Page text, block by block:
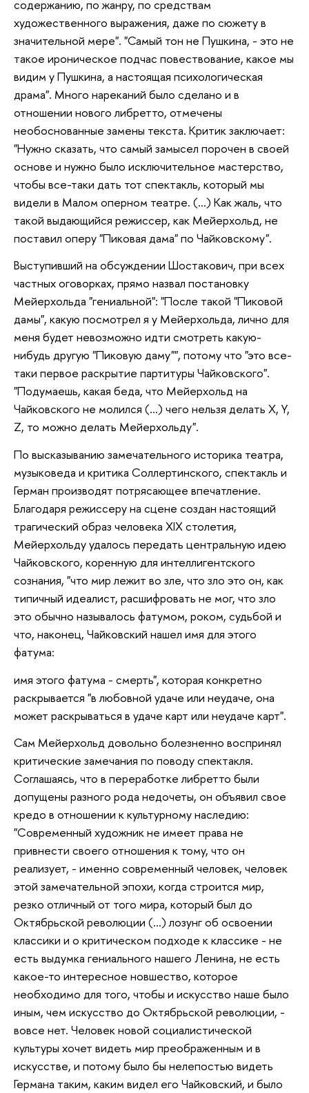
содержанию, по жанру, по средствам
художественного выражения, даже по сюжету в
значительной мере". "Самый тон не Пушкина, - это не
такое ироническое подчас повествование, какое мы
видим у Пушкина, а настоящая психологическая
драма". Много нареканий было сделано и в
отношении нового либретто, отмечены
необоснованные замены текста. Критик заключает:
"Нужно сказать, что самый замысел порочен в своей
основе и нужно было исключительное мастерство,
чтобы все-таки дать тот спектакль, который мы
видели в Малом оперном театре. (...) Как жаль, что
такой выдающийся режиссер, как Мейерхольд, не
поставил оперу "Пиковая дама" по Чайковскому".
Выступивший на обсуждении Шостакович, при всех
частных оговорках, прямо назвал постановку
Мейерхольда "гениальной": "После такой "Пиковой
дамы", какую посмотрел я у Мейерхольда, лично для
меня будет невозможно идти смотреть какую-
нибудь другую "Пиковую даму"", потому что "это все-
таки первое раскрытие партитуры Чайковского".
"Подумаешь, какая беда, что Мейерхольд на
Чайковского не молился (...) чего нельзя делать X, Y,
Z, то можно делать Мейерхольду".
По высказыванию замечательного историка театра,
музыковеда и критика Соллертинского, спектакль и
Герман производят потрясающее впечатление.
Благодаря режиссеру на сцене создан настоящий
трагический образ человека XIX столетия,
Мейерхольду удалось передать центральную идею
Чайковского, коренную для интеллигентского
сознания, "что мир лежит во зле, что зло это он, как
типичный идеалист, расшифровать не мог, что зло
это обычно называлось фатумом, роком, судьбой и
что, наконец, Чайковский нашел имя для этого
фатума:
имя этого фатума - смерть", которая конкретно
раскрывается "в любовной удаче или неудаче, она
может раскрываться в удаче карт или неудаче карт".
Сам Мейерхольд довольно болезненно воспринял
критические замечания по поводу спектакля.
Соглашаясь, что в переработке либретто были
допущены разного рода недочеты, он объявил свое
кредо в отношении к культурному наследию:
"Современный художник не имеет права не
привнести своего отношения к тому, что он
реализует, - именно современный человек, человек
этой замечательной эпохи, когда строится мир,
резко отличный от того мира, который был до
Октябрьской революции (...) лозунг об освоении
классики и о критическом подходе к классике - не
есть выдумка гениального нашего Ленина, не есть
какое-то интересное новшество, которое
необходимо для того, чтобы и искусство наше было
иным, чем искусство до Октябрьской революции, -
вовсе нет. Человек новой социалистической
культуры хочет видеть мир преображенным и в
искусстве, и потому было бы нелепостью видеть
Германа таким, каким видел его Чайковский, и было